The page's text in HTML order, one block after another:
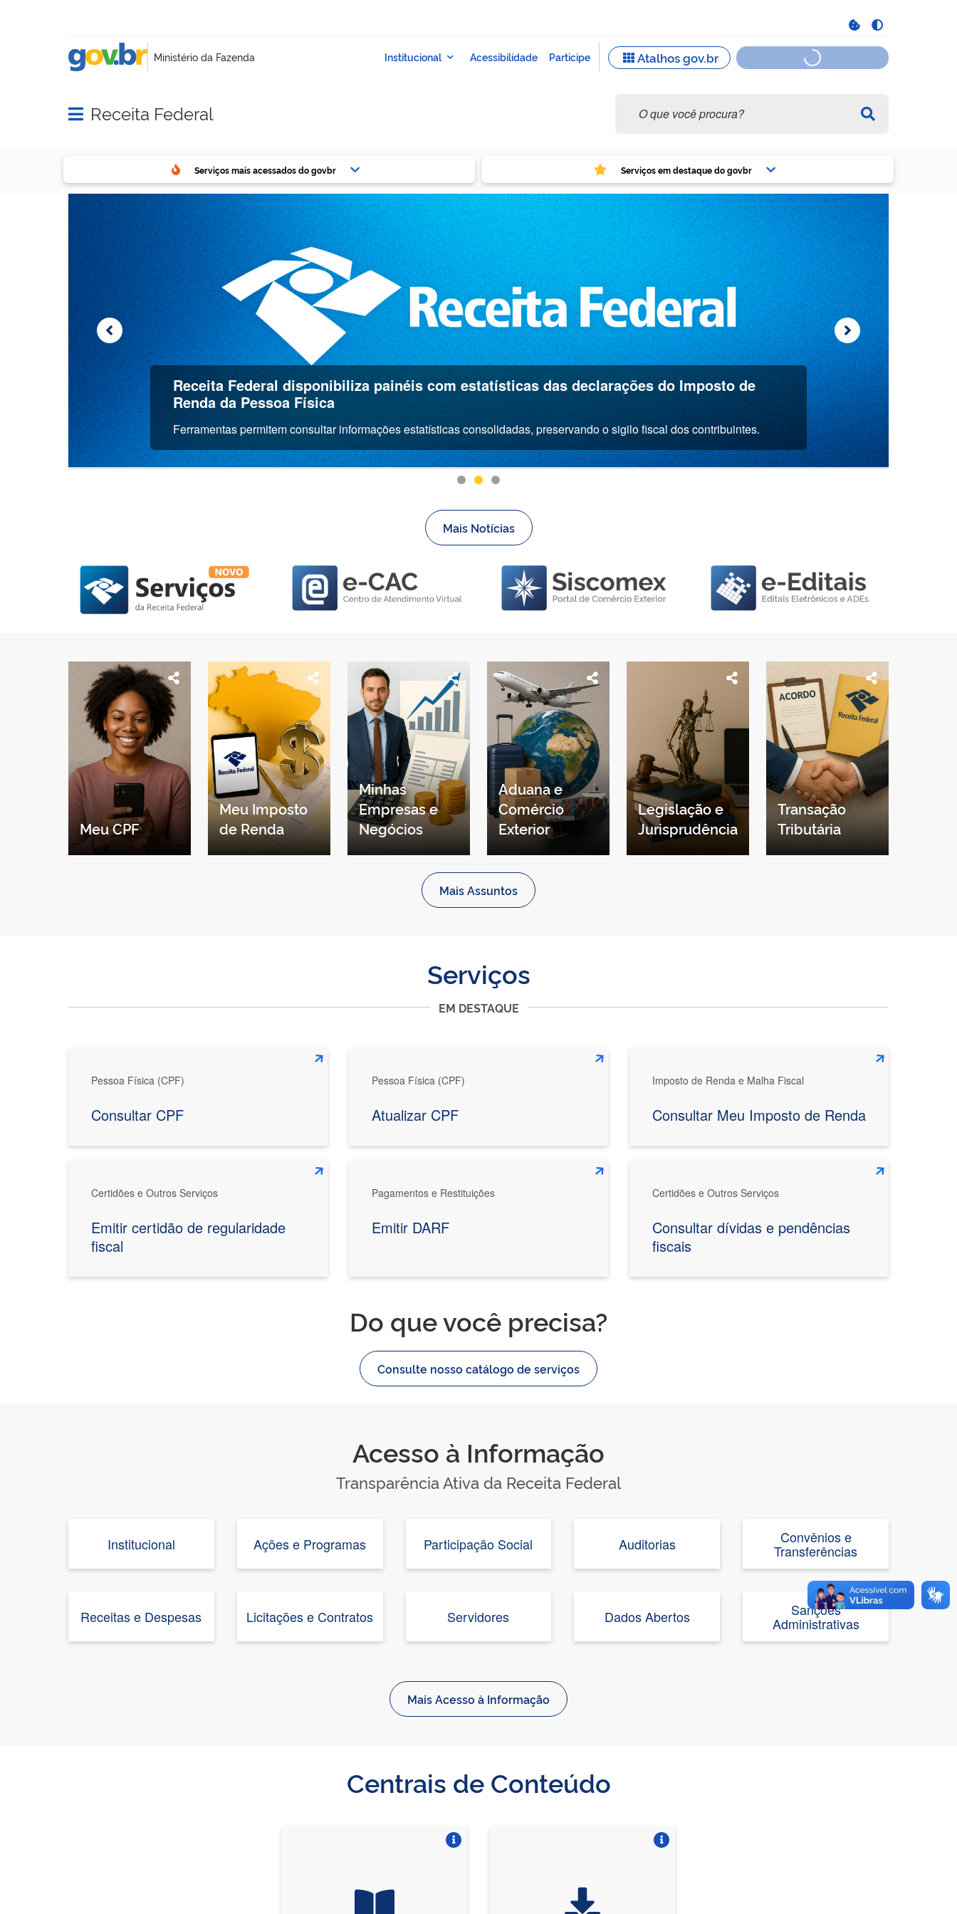
Abrir menu principal de navegação
Receita Federal
Serviços mais acessados do govbr Serviços em destaque do govbr
Receita Federal disponibiliza painéis com estatísticas das declarações do Imposto de
Renda da Pessoa Física
Ferramentas permitem consultar informações estatísticas consolidadas, preservando o sigilo fiscal dos contribuintes.
Mais Notícias
Meu CPF
Meu Imposto
de Renda
Minhas
Empresas e
Negócios
Aduana e
Comércio
Exterior
Legislação e
Jurisprudência
Transação
Tributária
Mais Assuntos
Serviços
EM DESTAQUE
Pessoa Física (CPF)
Consultar CPF
Pessoa Física (CPF)
Atualizar CPF
Imposto de Renda e Malha Fiscal
Consultar Meu Imposto de Renda
Certidões e Outros Serviços
Emitir certidão de regularidade
fiscal
Pagamentos e Restituições
Emitir DARF
Certidões e Outros Serviços
Consultar dívidas e pendências
fiscais
Do que você precisa?
Consulte nosso catálogo de serviços
Acesso à Informação
Transparência Ativa da Receita Federal
Institucional Ações e Programas Participação Social Auditorias Convênios e
Transferências
Receitas e Despesas Licitações e Contratos Servidores Dados Abertos Sanções
Administrativas
Mais Acesso à Informação
Centrais de Conteúdo